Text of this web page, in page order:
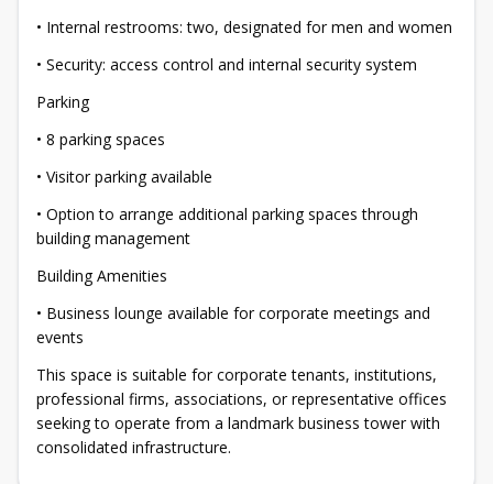
• Internal restrooms: two, designated for men and women
• Security: access control and internal security system
Parking
• 8 parking spaces
• Visitor parking available
• Option to arrange additional parking spaces through
building management
Building Amenities
• Business lounge available for corporate meetings and
events
This space is suitable for corporate tenants, institutions,
professional firms, associations, or representative offices
seeking to operate from a landmark business tower with
consolidated infrastructure.